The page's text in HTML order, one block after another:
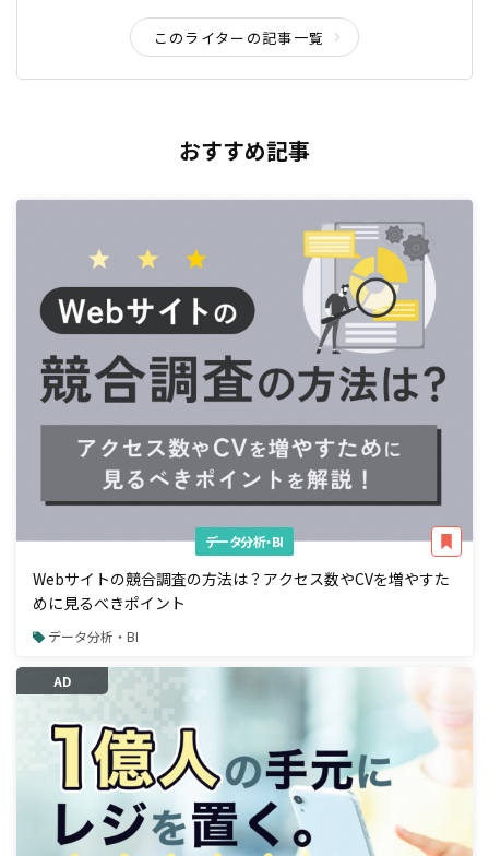
このライターの記事一覧
おすすめ記事
データ分析・BI
Webサイトの競合調査の方法は？アクセス数やCVを増やすた
めに見るべきポイント
データ分析・BI
AD